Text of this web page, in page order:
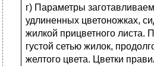
г) Параметры
удлиненных цветоножках,
жилкой прицветного листа.
густой сетью жилок,
желтого цвета. Цветки